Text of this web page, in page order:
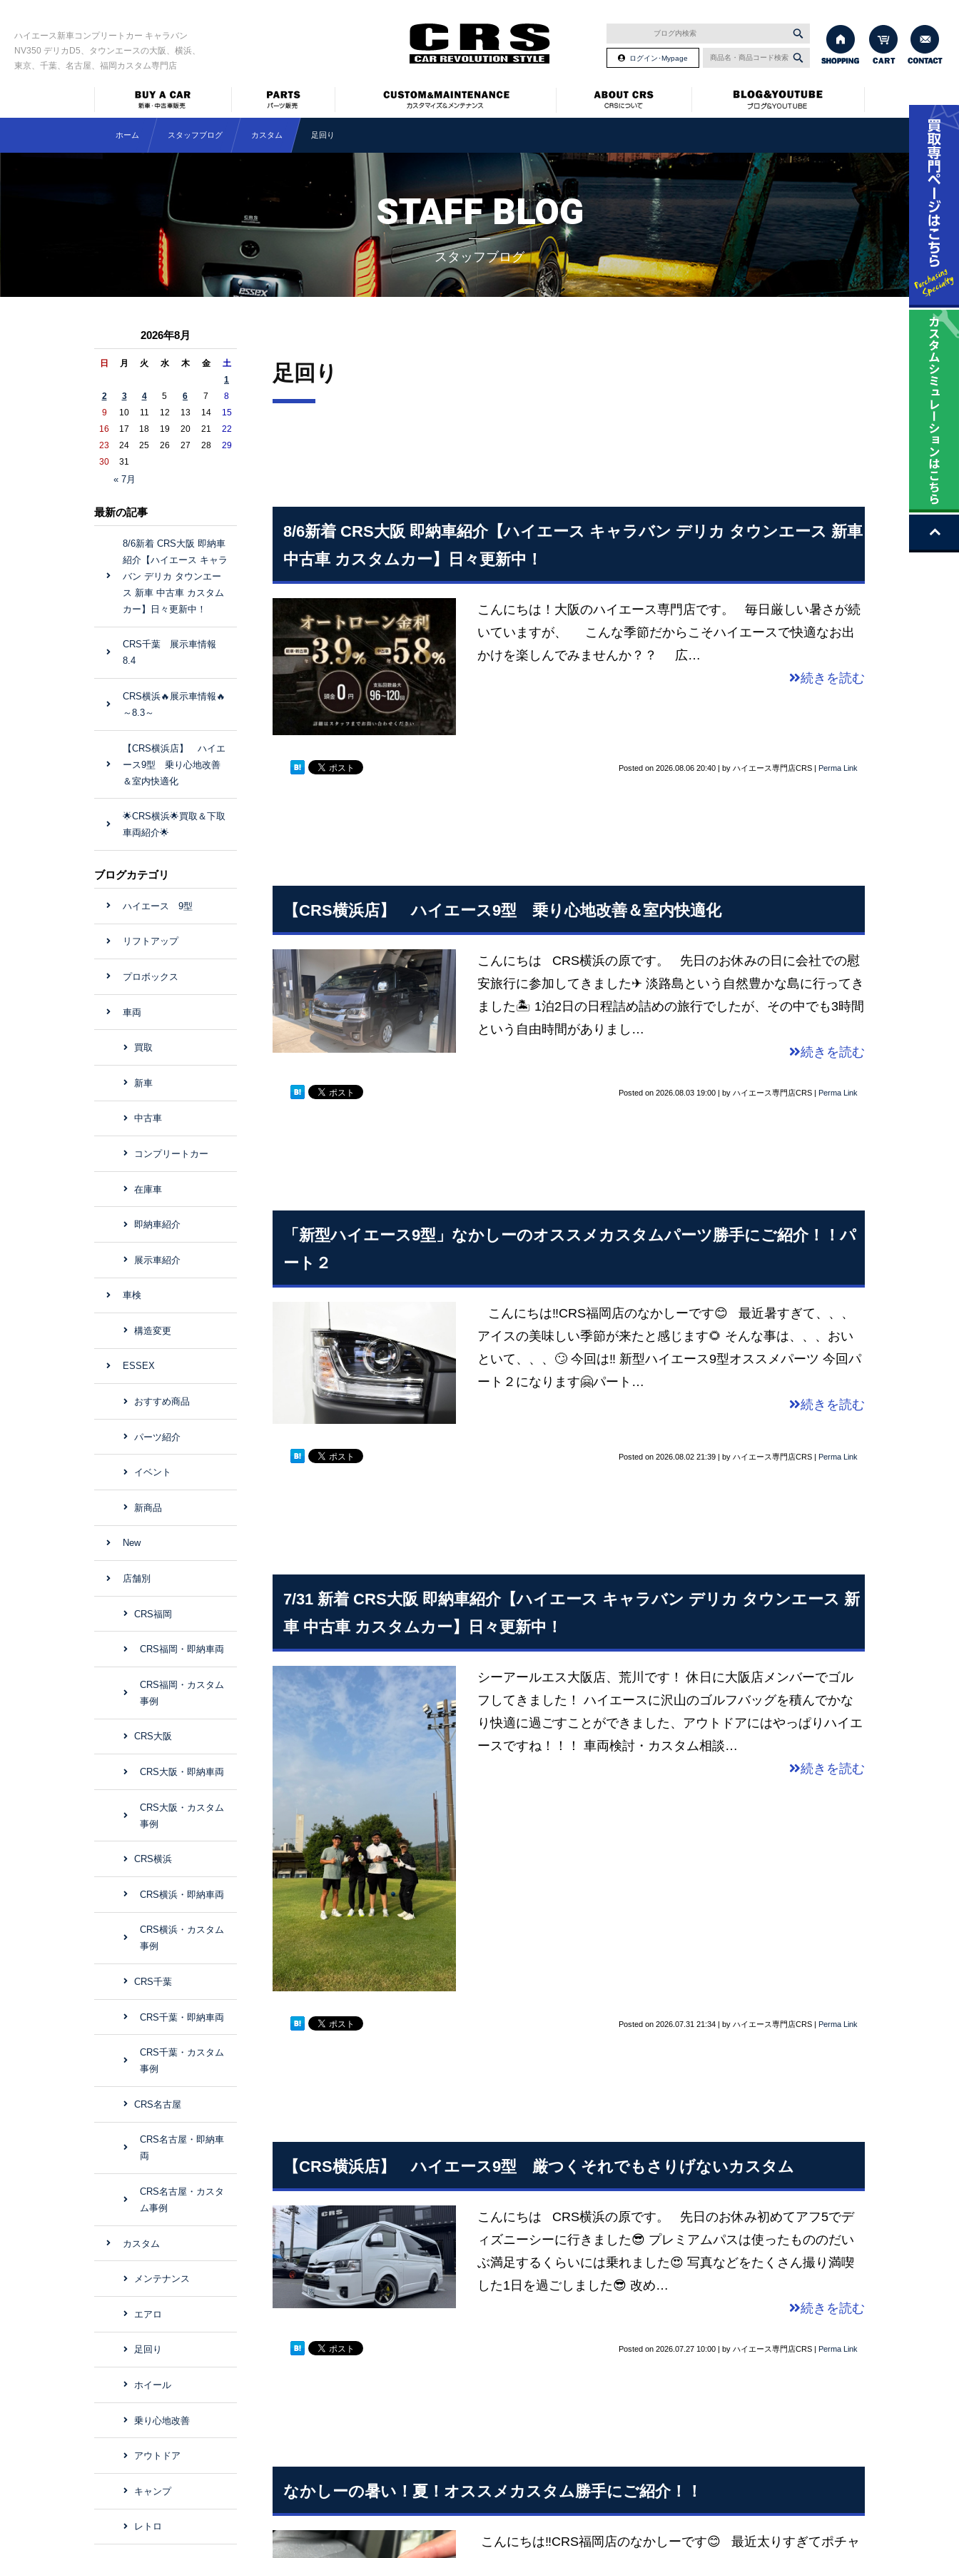
ハイエース新車コンプリートカー キャラバン
NV350 デリカD5、タウンエースの大阪、横浜、
東京、千葉、名古屋、福岡カスタム専門店
ログイン･Mypage
ホーム スタッフブログ カスタム 足回り
STAFF BLOG
スタッフブログ
足回り
8/6新着 CRS大阪 即納車紹介【ハイエース キャラバン デリカ タウンエース 新車
中古車 カスタムカー】日々更新中！
こんにちは！大阪のハイエース専門店です。 毎日厳しい暑さが続
いていますが、 こんな季節だからこそハイエースで快適なお出
かけを楽しんでみませんか？？ 広…
続きを読む
Posted on 2026.08.06 20:40 | by ハイエース専門店CRS | Perma Link
【CRS横浜店】 ハイエース9型 乗り心地改善＆室内快適化
こんにちは CRS横浜の原です。 先日のお休みの日に会社での慰
安旅行に参加してきました✈ 淡路島という自然豊かな島に行ってき
ました🏝 1泊2日の日程詰め詰めの旅行でしたが、その中でも3時間
という自由時間がありまし…
続きを読む
Posted on 2026.08.03 19:00 | by ハイエース専門店CRS | Perma Link
「新型ハイエース9型」なかしーのオススメカスタムパーツ勝手にご紹介！！パ
ート２
こんにちは‼CRS福岡店のなかしーです😊 最近暑すぎて、、、
アイスの美味しい季節が来たと感じます🌻 そんな事は、、、おい
といて、、、🙄 今回は‼ 新型ハイエース9型オススメパーツ 今回パ
ート２になります🤗パート…
続きを読む
Posted on 2026.08.02 21:39 | by ハイエース専門店CRS | Perma Link
7/31 新着 CRS大阪 即納車紹介【ハイエース キャラバン デリカ タウンエース 新
車 中古車 カスタムカー】日々更新中！
シーアールエス大阪店、荒川です！ 休日に大阪店メンバーでゴル
フしてきました！ ハイエースに沢山のゴルフバッグを積んでかな
り快適に過ごすことができました、アウトドアにはやっぱりハイエ
ースですね！！！ 車両検討・カスタム相談…
続きを読む
Posted on 2026.07.31 21:34 | by ハイエース専門店CRS | Perma Link
【CRS横浜店】 ハイエース9型 厳つくそれでもさりげないカスタム
こんにちは CRS横浜の原です。 先日のお休み初めてアフ5でデ
ィズニーシーに行きました😎 プレミアムパスは使ったもののだい
ぶ満足するくらいには乗れました😍 写真などをたくさん撮り満喫
した1日を過ごしました😎 改め…
続きを読む
Posted on 2026.07.27 10:00 | by ハイエース専門店CRS | Perma Link
なかしーの暑い！夏！オススメカスタム勝手にご紹介！！
こんにちは‼CRS福岡店のなかしーです😊 最近太りすぎてポチャ
2026年8月
日 月 火 水 木 金 土
« 7月
1
2
3 4 5 6 7
8
9
10 11 12 13 14
15
16
17 18 19 20 21
22
23
24 25 26 27 28
29
30
31
最新の記事
8/6新着 CRS大阪 即納車
紹介【ハイエース キャラ
バン デリカ タウンエー
ス 新車 中古車 カスタム
カー】日々更新中！
CRS千葉 展示車情報
8.4
CRS横浜🔥展示車情報🔥
～8.3～
【CRS横浜店】 ハイエ
ース9型 乗り心地改善
＆室内快適化
🌟CRS横浜🌟買取＆下取
車両紹介🌟
ブログカテゴリ
ハイエース 9型
リフトアップ
プロボックス
車両
買取
新車
中古車
コンプリートカー
在庫車
即納車紹介
展示車紹介
車検
構造変更
ESSEX
おすすめ商品
パーツ紹介
イベント
新商品
New
店舗別
CRS福岡
CRS福岡・即納車両
CRS福岡・カスタム
事例
CRS大阪
CRS大阪・即納車両
CRS大阪・カスタム
事例
CRS横浜
CRS横浜・即納車両
CRS横浜・カスタム
事例
CRS千葉
CRS千葉・即納車両
CRS千葉・カスタム
事例
CRS名古屋
CRS名古屋・即納車
両
CRS名古屋・カスタ
ム事例
カスタム
メンテナンス
エアロ
足回り
ホイール
乗り心地改善
アウトドア
キャンプ
レトロ